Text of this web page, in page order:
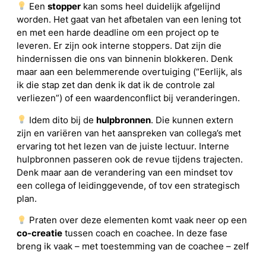
Een stopperkan soms heel duidelijk afgelijnd
worden. Het gaat van het afbetalen van een lening tot
en met een harde deadline om een project op te
leveren. Er zijn ook interne stoppers. Dat zijn die
hindernissen die ons van binnenin blokkeren. Denk
maar aan een belemmerende overtuiging (“Eerlijk, als
ik die stap zet dan denk ik dat ik de controle zal
verliezen”) of een waardenconflict bij veranderingen.
Idem dito bij de hulpbronnen. Die kunnen extern
zijn en variëren van het aanspreken van collega’s met
ervaring tot het lezen van de juiste lectuur. Interne
hulpbronnen passeren ook de revue tijdens trajecten.
Denk maar aan de verandering van een mindset tov
een collega of leidinggevende, of tov een strategisch
plan.
Praten over deze elementen komt vaak neer op een
co-creatie tussen coach en coachee. In deze fase
breng ik vaak – met toestemming van de coachee – zelf